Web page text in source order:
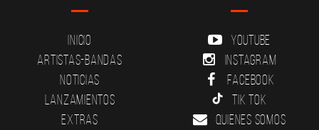
Inicio
Artistas-Bandas
Noticias
Lanzamientos
Extras
YouTube
Instagram
Facebook
Tik Tok
Quienes somos